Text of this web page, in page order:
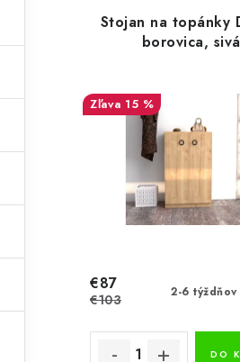
e
n
i
e
p
r
o
k
Stojan na topánky
borovica, sivá
15 %
2-6 týždňov
€87
€103
DO